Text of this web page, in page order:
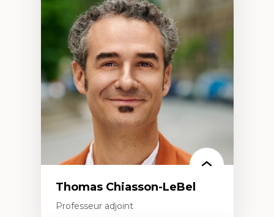
Économie circulaire
Modèles d’affaires durables
Histoire des faits économiques
Gestion durable des ressources naturelles
Écologie industrielle
Aménagement durable du territoire
Développement régional
Coopératives
Télétravail en milieu rural francophone
Transition socio-écologique
Thomas Chiasson-LeBel
Professeur adjoint